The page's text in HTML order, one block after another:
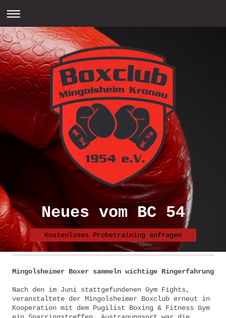
Neues vom BC 54
Kostenloses Probetraining anfragen
Mingolsheimer Boxer sammeln wichtige Ringerfahrung
Nach den im Juni stattgefundenen Gym Fights,
veranstaltete der Mingolsheimer Boxclub erneut in
Kooperation mit dem Pugilist Boxing & Fitness Gym